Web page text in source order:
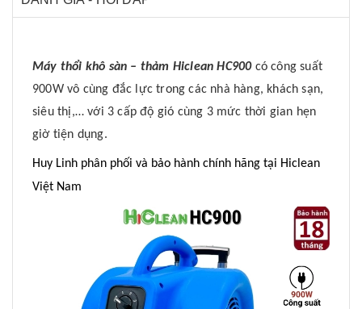
Máy thổi khô sàn – thảm Hiclean HC900có công suất
900W vô cùng đắc lực trong các nhà hàng, khách sạn,
siêu thị,… với 3 cấp độ gió cùng 3 mức thời gian hẹn
giờ tiện dụng.
Huy Linh phân phối và bảo hành chính hãng tại Hiclean
Việt Nam